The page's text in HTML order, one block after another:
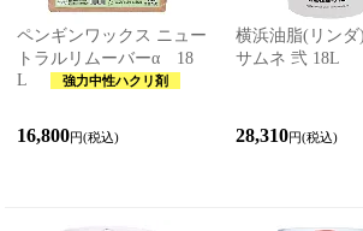
ペンギンワックス ニュー
トラルリムーバーα 18
L
強力中性ハクリ剤
16,800円(税込)
横浜油脂(リン
サムネ 弐 18L
28,310円(税込)